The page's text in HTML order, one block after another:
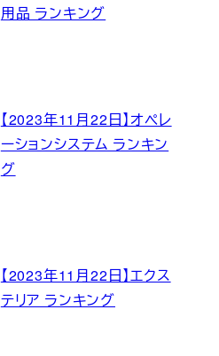
用品 ランキング
【2023年11月22日】オペレ
ーションシステム ランキン
グ
【2023年11月22日】エクス
テリア ランキング